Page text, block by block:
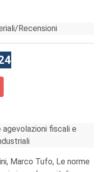
Recensioni
181-182/2024
agevolazioni fiscali e
Marco Tufo, Le norme